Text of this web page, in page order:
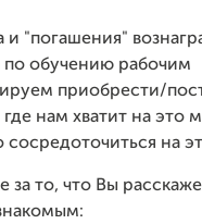
и "погашения"
по обучению рабочим
приобрести/
нам хватит на это
на
за то, что Вы